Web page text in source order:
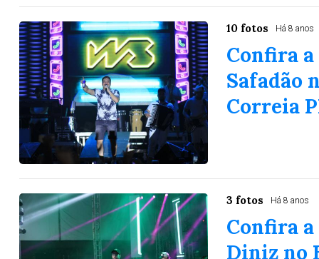
10 fotos Há 8 anos
Confira
Safadão
Correia
3 fotos Há 8 anos
Confira
Diniz no